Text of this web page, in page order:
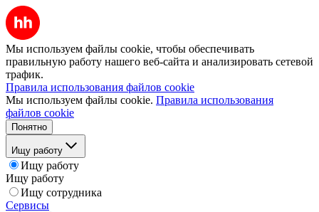
Мы используем файлы cookie, чтобы обеспечивать
правильную работу нашего веб-сайта и анализировать сетевой
трафик.
Правила использования файлов cookie
Мы используем файлы cookie. Правила использования
файлов cookie
Понятно
Ищу работу
Ищу работу
Ищу работу
Ищу сотрудника
Сервисы